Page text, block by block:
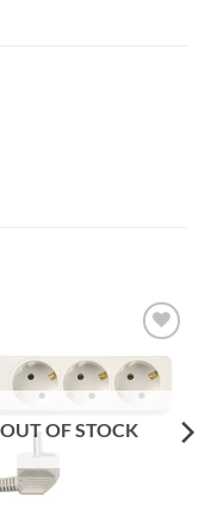
Bæta
við á
óskalista
OUT OF STOCK